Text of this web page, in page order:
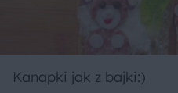
Kanapki jak z bajki:)